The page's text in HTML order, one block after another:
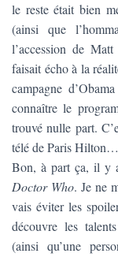
le reste était bien
(ainsi que
l’accession de
faisait écho à la
campagne
connaître le
trouvé nulle part.
télé de Paris Hilton…
Bon, à part ça, il y
Doctor Who. Je ne
vais éviter les
découvre les
(ainsi qu’une